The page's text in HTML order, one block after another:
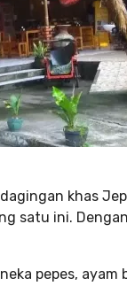
khas
satu ini.
pepes,